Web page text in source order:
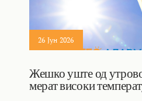
26 Јун 2026
Жешко уште од
мерат високи